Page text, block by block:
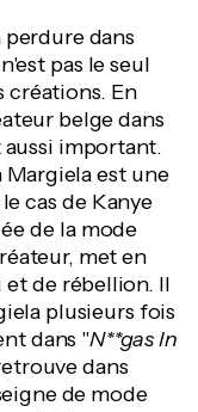
dans
pas le seul
créations. En
belge dans
important.
est une
cas de Kanye
de la mode
met en
et de rébellion. Il
plusieurs fois
dans "N**gas In
dans
de mode